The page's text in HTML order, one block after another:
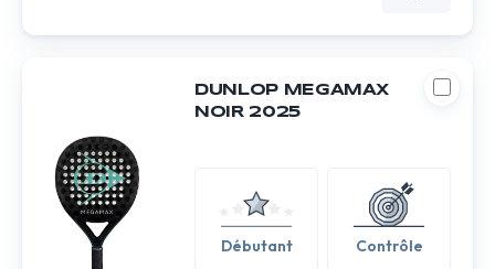
DUNLOP MEGAMAX
NOIR 2025
Débutant Contrôle